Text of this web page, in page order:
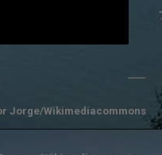
Jorge/Wikimediacommons